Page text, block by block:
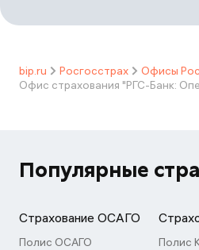
bip.ru Росгосстрах
Офисы
Популярные
Страхование ОСАГО
Полис ОСАГО
Полис